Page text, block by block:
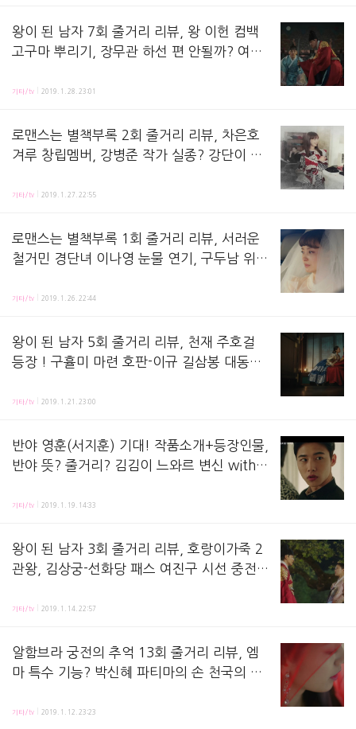
왕이 된 남자 7회 줄거리 리뷰, 왕 이헌 컴백
고구마 뿌리기, 장무관 하선 편 안될까? 여진
데이트
왕이 된 남자 7화 줄거리 리뷰,방송보며 정리해놓는 노트에요 ! 지난 회, 풀려난 왕 이헌(여진
기타/tv 2019. 1. 28. 23:01
로맨스는 별책부록 2회 줄거리 리뷰, 차은호
겨루 창립멤버, 강병준 작가 실종? 강단이 앙
신입, 이나영 겨루 합격 이유?
로맨스는 별책부록 2회 줄거리 리뷰,방송보고 정리해놓는 노트에요 ! 지난 회, 아는 누나 강단
기타/tv 2019. 1. 27. 22:55
로맨스는 별책부록 1회 줄거리 리뷰, 서러운
철거민 경단녀 이나영 눈물 연기, 구두남 위하
t 로시, 특별출연
로맨스는 별책부록 1회 줄거리 리뷰,방송보고 정리해놓는 노트에요 첫방송에서는 집도 직업
기타/tv 2019. 1. 26. 22:44
왕이 된 남자 5회 줄거리 리뷰, 천재 주호걸
등장 ! 구휼미 마련 호판-이규 길삼봉 대동계
스,
왕이 된 남자 5화 줄거리 리뷰,방송보며 정리해놓는 노트에요 ! 지난 회, 이규(김상경 분)는 하
기타/tv 2019. 1. 21. 23:00
반야 영훈(서지훈) 기대! 작품소개+등장인물,
반야 뜻? 줄거리? 김김이 느와르 변신 with
드라마 스테이지-반야 작품 소개+줄거리+등장인물 정보 등 담았습니다. 1월 26일 tvN 드라마
기타/tv 2019. 1. 19. 14:33
왕이 된 남자 3회 줄거리 리뷰, 호랑이가죽 2
관왕, 김상궁-선화당 패스 여진구 시선 중전
출연,
왕이 된 남자 3화 줄거리 리뷰,방송보고 정리해 놓는 노트에요 ! 지난 회, 궁으로 다시 돌아온
기타/tv 2019. 1. 14. 22:57
알함브라 궁전의 추억 13회 줄거리 리뷰, 엠
마 특수 기능? 박신혜 파티마의 손 천국의 열
의의 문에? 마르꼬 죽음 이유, 게임 오류의 시
알함브라 궁전의 추억 13화 줄거리 리뷰, 방송보고 정리해놓는 노트에요 ! 지난 회, 차교수(김
기타/tv 2019. 1. 12. 23:23